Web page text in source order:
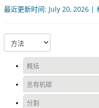
最近更新时间: July 20, 2026 |
概括
总有机碳
分割